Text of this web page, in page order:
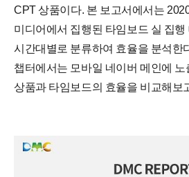
CPT 상품이다. 본 보고서에서는
미디어에서 집행된 타임보드 실 집행
시간대별로 분류하여 효율을 분석한
챕터에서는 모바일 네이버 메인에 노
상품과 타임보드의 효율을 비교해보